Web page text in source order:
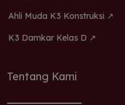
Ahli Muda K3 Konstruksi ↗
K3 Damkar Kelas D ↗
Tentang Kami